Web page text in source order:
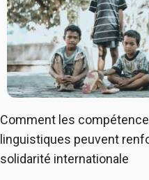
Comment les
linguistiques peuvent
solidarité internationale